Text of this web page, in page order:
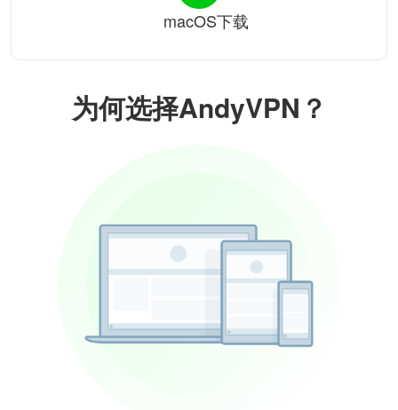
为何选择AndyVPN？
macOS下载